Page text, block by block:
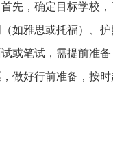
先，确定目标学校
如雅思或托福）、
或笔试，需提前准
做好行前准备，按时